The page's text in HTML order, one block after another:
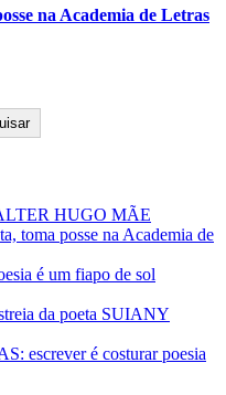
na Academia de Letras
HUGO MÃE
posse na Academia de
é um fiapo de sol
da poeta SUIANY
escrever é costurar poesia